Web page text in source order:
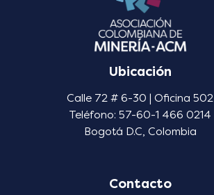
Ubicación
Calle 72 # 6-30 | Oficina 502
Teléfono: 57-60-1 466 0214
Bogotá D.C, Colombia
Contacto